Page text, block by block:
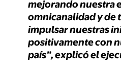
mejorando nuestra
omnicanalidad y de
impulsar nuestras
positivamente con
país”, explicó el